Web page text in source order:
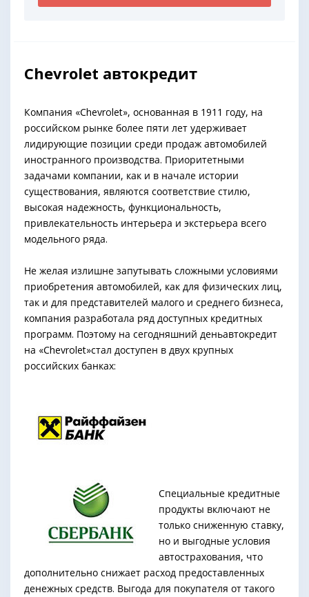
Chevrolet автокредит
Компания «Сhevrolet», основанная в 1911 году, на
российском рынке более пяти лет удерживает
лидирующие позиции среди продаж автомобилей
иностранного производства. Приоритетными
задачами компании, как и в начале истории
существования, являются соответствие стилю,
высокая надежность, функциональность,
привлекательность интерьера и экстерьера всего
модельного ряда.
Не желая излишне запутывать сложными условиями
приобретения автомобилей, как для физических лиц,
так и для представителей малого и среднего бизнеса,
компания разработала ряд доступных кредитных
программ. Поэтому на сегодняшний деньавтокредит
на «Сhevrolet»стал доступен в двух крупных
российских банках:
Специальные кредитные
продукты включают не
только сниженную ставку,
но и выгодные условия
автострахования, что
дополнительно снижает расход предоставленных
денежных средств. Выгода для покупателя от такого